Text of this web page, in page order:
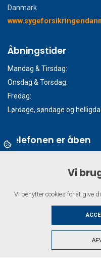
Danmark
Åbningstider
Mandag & Tirsdag:
Onsdag & Torsdag:
Fredag:
Lørdage, søndage og
Telefonen er åben
Torsdag:
Vi
Vi benytter cookies for at give